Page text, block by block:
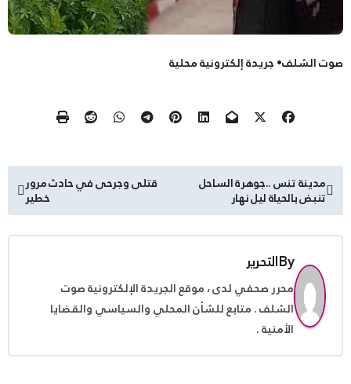
صوت الشلف• جريدة إلكترونية محلية
تصفّح
المقالات
مدينة تنس ..جوهرة الساحل
تنبض بالحياة ليل نهار
قتلى وجرحى في حادث مرور
خطير
Byالتحرير
محرر صحفي لدى ، موقع الجريدة الإلكترونية صوت
الشلف . متابع للشأن المحلي والسياسي والقضايا
الأمنية .